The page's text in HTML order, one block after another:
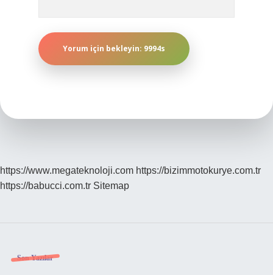
https://www.megateknoloji.com https://bizimmotokurye.com.tr
https://babucci.com.tr Sitemap
Sidebar
Son Yazılar